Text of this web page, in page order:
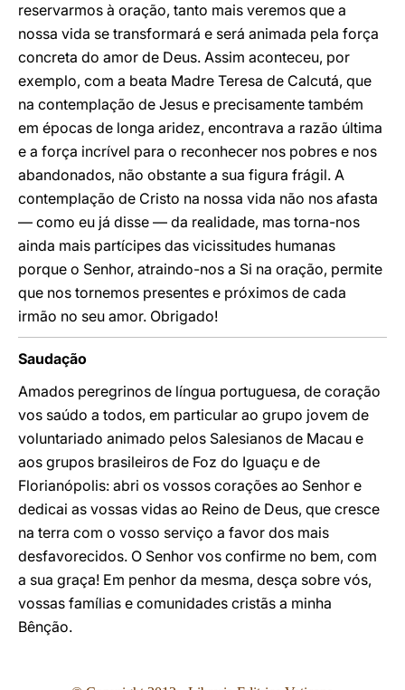
reservarmos à oração, tanto mais veremos que a
nossa vida se transformará e será animada pela força
concreta do amor de Deus. Assim aconteceu, por
exemplo, com a beata Madre Teresa de Calcutá, que
na contemplação de Jesus e precisamente também
em épocas de longa aridez, encontrava a razão última
e a força incrível para o reconhecer nos pobres e nos
abandonados, não obstante a sua figura frágil. A
contemplação de Cristo na nossa vida não nos afasta
— como eu já disse — da realidade, mas torna-nos
ainda mais partícipes das vicissitudes humanas
porque o Senhor, atraindo-nos a Si na oração, permite
que nos tornemos presentes e próximos de cada
irmão no seu amor. Obrigado!
Saudação
Amados peregrinos de língua portuguesa, de coração
vos saúdo a todos, em particular ao grupo jovem de
voluntariado animado pelos Salesianos de Macau e
aos grupos brasileiros de Foz do Iguaçu e de
Florianópolis: abri os vossos corações ao Senhor e
dedicai as vossas vidas ao Reino de Deus, que cresce
na terra com o vosso serviço a favor dos mais
desfavorecidos. O Senhor vos confirme no bem, com
a sua graça! Em penhor da mesma, desça sobre vós,
vossas famílias e comunidades cristãs a minha
Bênção.